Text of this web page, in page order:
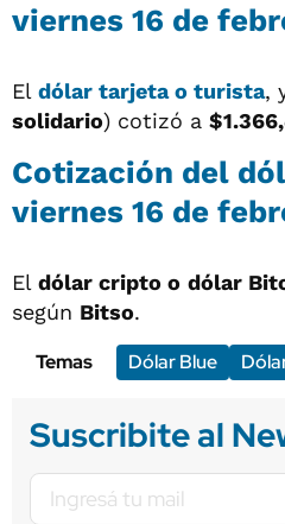
viernes 16 de
El dólar tarjeta o turista,
solidario) cotizó a
Cotización del
viernes 16 de
El dólar cripto o dólar
según Bitso.
Temas
Dólar Blue
Suscribite al